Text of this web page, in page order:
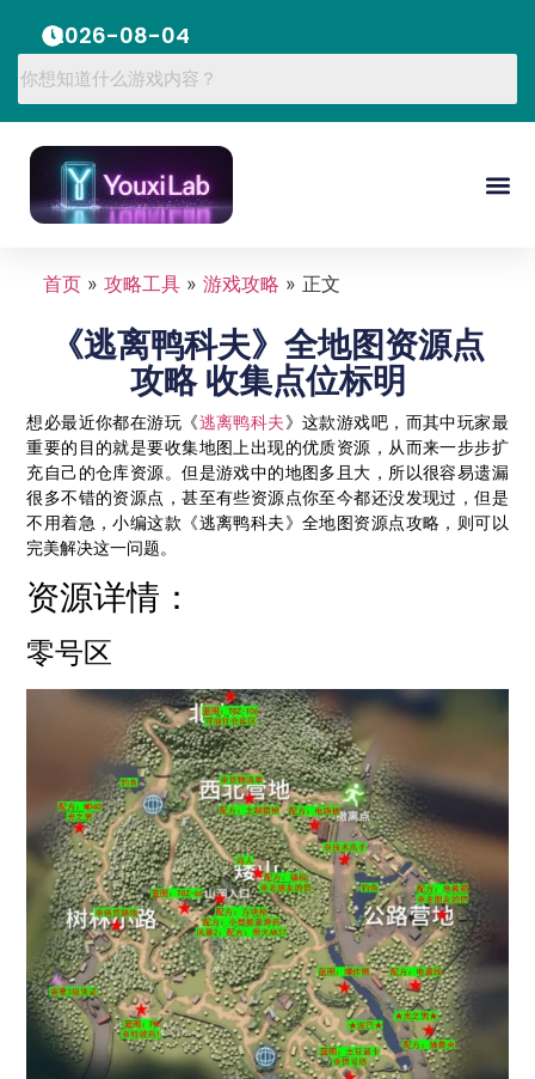
2026-08-04
首页» 攻略工具» 游戏攻略 » 正文
《逃离鸭科夫》全地图资源点
攻略 收集点位标明
想必最近你都在游玩《逃离鸭科夫》这款游戏吧，而其中玩家最
重要的目的就是要收集地图上出现的优质资源，从而来一步步扩
充自己的仓库资源。但是游戏中的地图多且大，所以很容易遗漏
很多不错的资源点，甚至有些资源点你至今都还没发现过，但是
不用着急，小编这款《逃离鸭科夫》全地图资源点攻略，则可以
完美解决这一问题。
资源详情：
零号区